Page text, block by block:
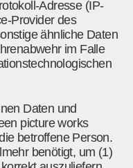
Adresse (IP-
Provider des
ähnliche Daten
im Falle
Daten und
picture works
betroffene Person.
benötigt, um (1)